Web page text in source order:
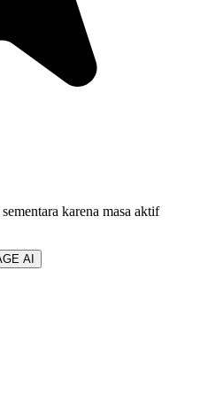
karena masa aktif
AI